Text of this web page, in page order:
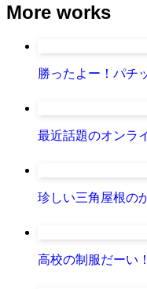
More works
勝ったよー！パチ
最近話題のオンラ
珍しい三角屋根の
高校の制服だーい！